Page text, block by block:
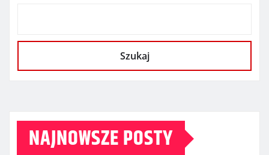
Szukaj
NAJNOWSZE POSTY